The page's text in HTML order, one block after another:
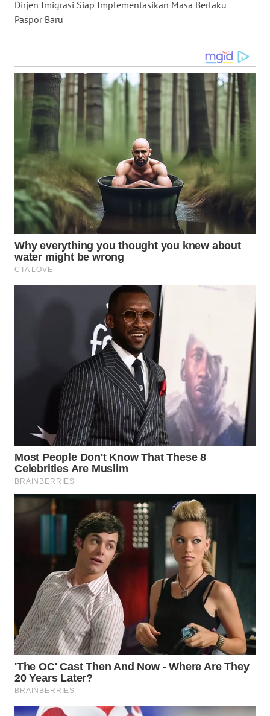
Dirjen Imigrasi Siap Implementasikan Masa Berlaku
Paspor Baru
WN
MALUKU
WN
MALUT
WN
DAIRI
WN
DANAU
TOBA
WN
NIAS
WN
LANGKAT
KARO
WN
SIMALUNGUN
WN
LABUHANBATU
TAPANULI
TENGAH
WN DELI
SERDANG
WN
TEBING
TINGGI
WN